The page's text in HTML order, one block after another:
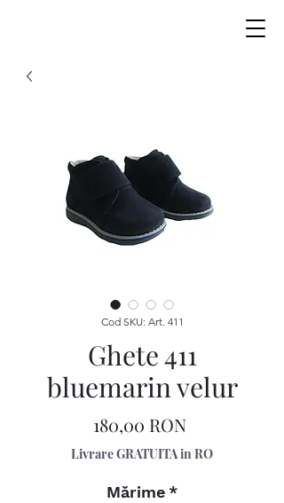
Cod SKU: Art. 411
Ghete 411
bluemarin velur
180,00 RONPreț
Livrare GRATUITA in RO
Mărime *